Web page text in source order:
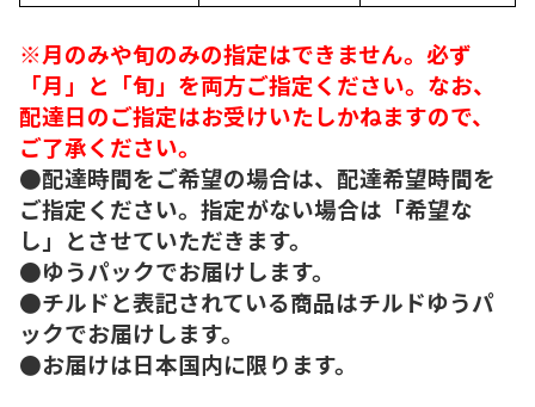
※月のみや旬のみの指定はできません。必ず
「月」と「旬」を両方ご指定ください。なお、
配達日のご指定はお受けいたしかねますので、
ご了承ください。
●配達時間をご希望の場合は、配達希望時間を
ご指定ください。指定がない場合は「希望な
し」とさせていただきます。
●ゆうパックでお届けします。
●チルドと表記されている商品はチルドゆうパ
ックでお届けします。
●お届けは日本国内に限ります。